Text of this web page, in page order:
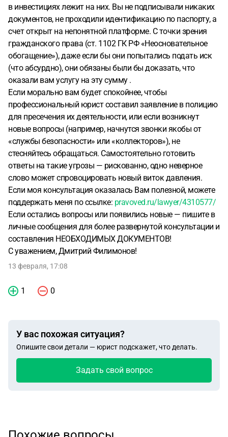
в инвестициях лежит на них. Вы не подписывали никаких
документов, не проходили идентификацию по паспорту, а
счет открыт на непонятной платформе. С точки зрения
гражданского права (ст. 1102 ГК РФ «Неосновательное
обогащение»), даже если бы они попытались подать иск
(что абсурдно), они обязаны были бы доказать, что
оказали вам услугу на эту сумму .
Если морально вам будет спокойнее, чтобы
профессиональный юрист составил заявление в полицию
для пресечения их деятельности, или если возникнут
новые вопросы (например, начнутся звонки якобы от
«службы безопасности» или «коллекторов»), не
стесняйтесь обращаться. Самостоятельно готовить
ответы на такие угрозы — рискованно, одно неверное
слово может спровоцировать новый виток давления.
Если моя консультация оказалась Вам полезной, можете
поддержать меня по ссылке: pravoved.ru/lawyer/4310577/
Если остались вопросы или появились новые — пишите в
личные сообщения для более развернутой консультации и
составления НЕОБХОДИМЫХ ДОКУМЕНТОВ!
С уважением, Дмитрий Филимонов!
13 февраля, 17:08
1 0
У вас похожая ситуация?
Опишите свои детали — юрист подскажет, что делать.
Задать свой вопрос